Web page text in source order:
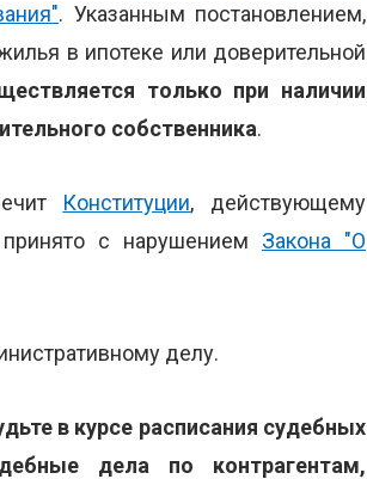
. Указанным постановлением,
в ипотеке или доверительной
только при наличии
собственника.
Конституции, действующему
с нарушением Закона "О
делу.
в курсе расписания судебных
дела по контрагентам,